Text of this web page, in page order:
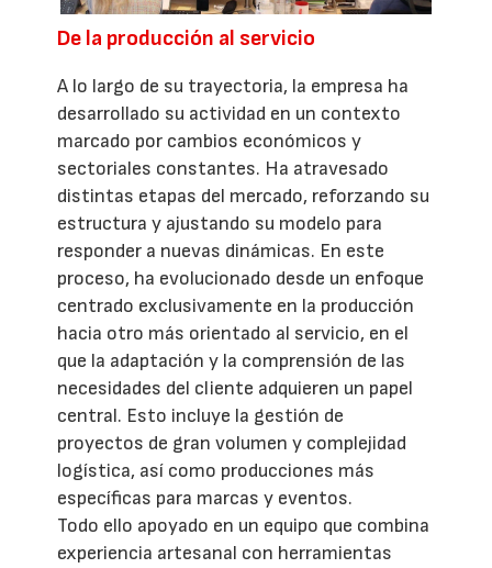
De la producción al servicio
A lo largo de su trayectoria, la empresa ha
desarrollado su actividad en un contexto
marcado por cambios económicos y
sectoriales constantes. Ha atravesado
distintas etapas del mercado, reforzando su
estructura y ajustando su modelo para
responder a nuevas dinámicas. En este
proceso, ha evolucionado desde un enfoque
centrado exclusivamente en la producción
hacia otro más orientado al servicio, en el
que la adaptación y la comprensión de las
necesidades del cliente adquieren un papel
central. Esto incluye la gestión de
proyectos de gran volumen y complejidad
logística, así como producciones más
específicas para marcas y eventos.
Todo ello apoyado en un equipo que combina
experiencia artesanal con herramientas